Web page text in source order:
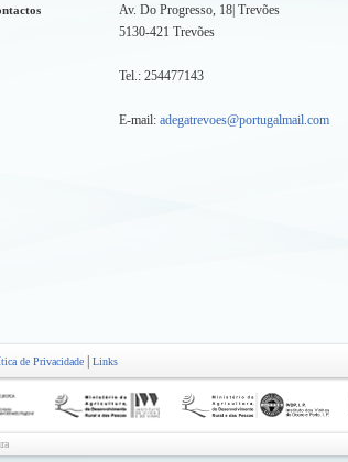
Av. Do Progresso, 18| Trevões
5130-421 Trevões
Tel.: 254477143
E-mail: adegatrevoes@portugalmail.com
de Privacidade Links